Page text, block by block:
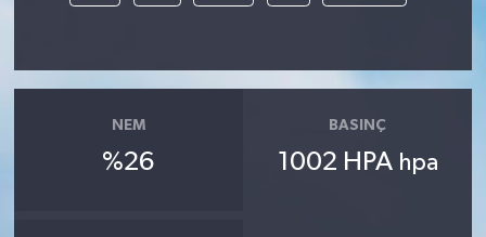
NEM
%26
BASINÇ
1002 HPA hpa